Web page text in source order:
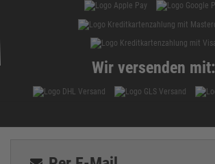
Wir versenden mit: